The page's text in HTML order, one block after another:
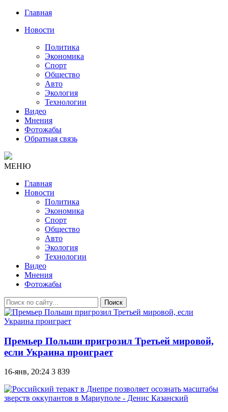
Главная
Новости
Политика
Экономика
Спорт
Общество
Авто
Экология
Технологии
Видео
Мнения
Фотожабы
Обратная связь
МЕНЮ
Главная
Новости
Политика
Экономика
Спорт
Общество
Авто
Экология
Технологии
Видео
Мнения
Фотожабы
Поиск
Премьер Польши пригрозил Третьей мировой,
если Украина проиграет
16-янв, 20:24 3 839